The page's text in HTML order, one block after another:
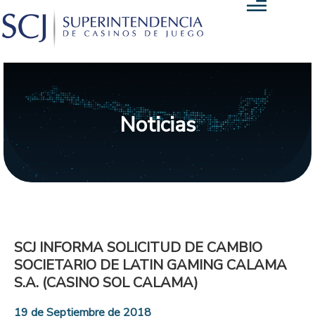
Noticias
SCJ INFORMA SOLICITUD DE CAMBIO
SOCIETARIO DE LATIN GAMING CALAMA
S.A. (CASINO SOL CALAMA)
19 de Septiembre de 2018